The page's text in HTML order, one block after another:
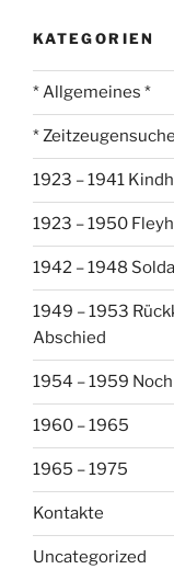
KATEGORIEN
* Allgemeines *
*
1923 – 1941
1923 – 1950
1942 – 1948
1949 – 1953
Abschied
1954 – 1959
1960 – 1965
1965 – 1975
Kontakte
Uncategorized